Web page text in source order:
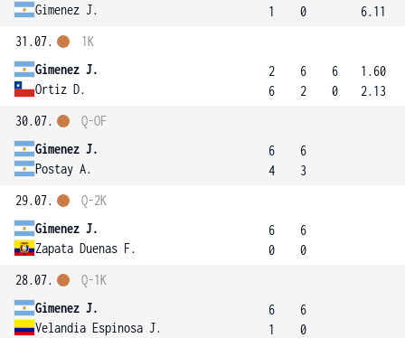
Gimenez J.
1
0
6.11
31.07.
Gimenez J.
Ortiz D.
1K
2
6
6
2
6
0
1.60
2.13
30.07.
Gimenez J.
Postay A.
Q-OF
6
4
6
3
29.07.
Gimenez J.
Zapata Duenas F.
Q-2K
6
0
6
0
28.07.
Gimenez J.
Velandia Espinosa J.
Q-1K
6
1
6
0